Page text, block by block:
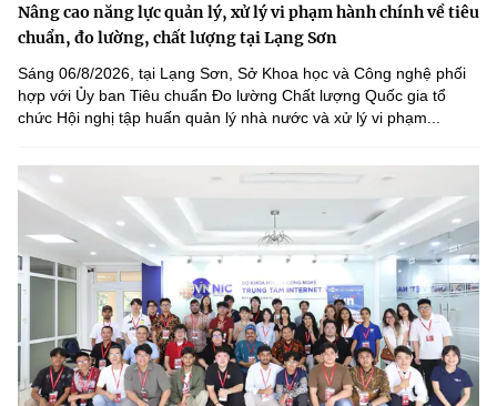
Nâng cao năng lực quản lý, xử lý vi phạm hành chính về tiêu
chuẩn, đo lường, chất lượng tại Lạng Sơn
Sáng 06/8/2026, tại Lạng Sơn, Sở Khoa học và Công nghệ phối
hợp với Ủy ban Tiêu chuẩn Đo lường Chất lượng Quốc gia tổ
chức Hội nghị tập huấn quản lý nhà nước và xử lý vi phạm...